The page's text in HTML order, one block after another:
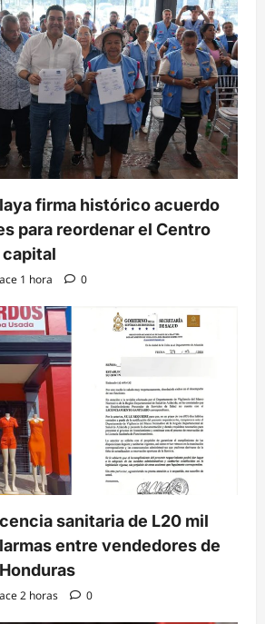
firma histórico acuerdo
para reordenar el Centro
1 hora 0
sanitaria de L20 mil
entre vendedores de
2 horas 0